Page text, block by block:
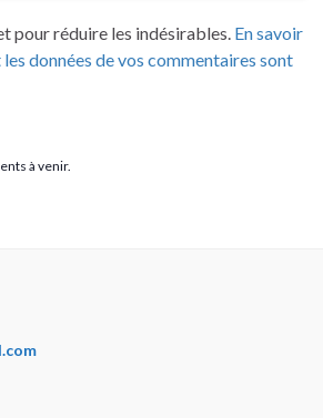
pour réduire les indésirables. En savoir
données de vos commentaires sont
à venir.